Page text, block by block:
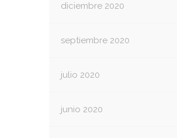
diciembre 2020
septiembre 2020
julio 2020
junio 2020